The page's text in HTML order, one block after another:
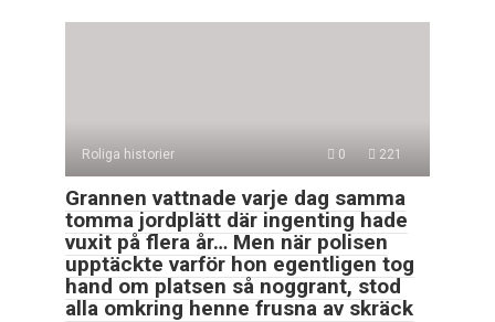
Roliga historier 0 221
Grannen vattnade varje dag samma
tomma jordplätt där ingenting hade
vuxit på flera år… Men när polisen
upptäckte varför hon egentligen tog
hand om platsen så noggrant, stod
alla omkring henne frusna av skräck